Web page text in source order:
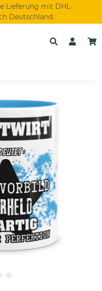
Lieferung mit DHL-
Deutschland.